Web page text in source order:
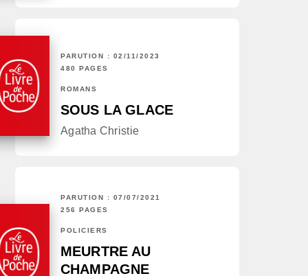
PARUTION : 02/11/2023
480 PAGES
ROMANS
SOUS LA GLACE
Agatha Christie
PARUTION : 07/07/2021
256 PAGES
POLICIERS
MEURTRE AU
CHAMPAGNE